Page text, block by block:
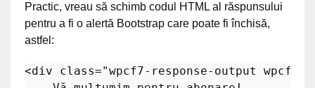
Practic, vreau să schimb codul HTML al răspunsului
pentru a fi o alertă Bootstrap care poate fi închisă,
astfel:
<div class="wpcf7-response-output